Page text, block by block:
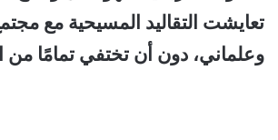
تعايشت التقاليد المسيحية مع
وعلماني، دون أن تختفي تمامًا من